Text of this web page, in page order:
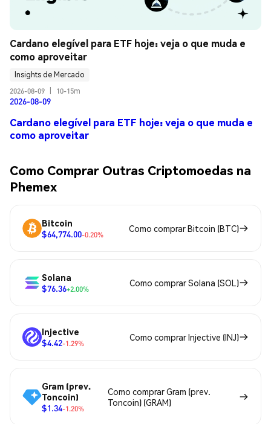
Cardano elegível para ETF hoje: veja o que muda e
como aproveitar
Insights de Mercado
2026-08-09
10-15m
2026-08-09
Cardano elegível para ETF hoje: veja o que muda e
como aproveitar
Como Comprar Outras Criptomoedas na
Phemex
Bitcoin
$64,774.00-0.20%
Como comprar Bitcoin (BTC)
Solana
$76.36+2.00%
Como comprar Solana (SOL)
Injective
$4.42-1.29%
Como comprar Injective (INJ)
Gram (prev.
Toncoin)
$1.34-1.20%
Como comprar Gram (prev.
Toncoin) (GRAM)